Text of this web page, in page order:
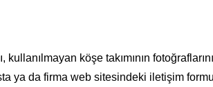
kullanılmayan köşe takımının
ya da firma web sitesindeki iletişim